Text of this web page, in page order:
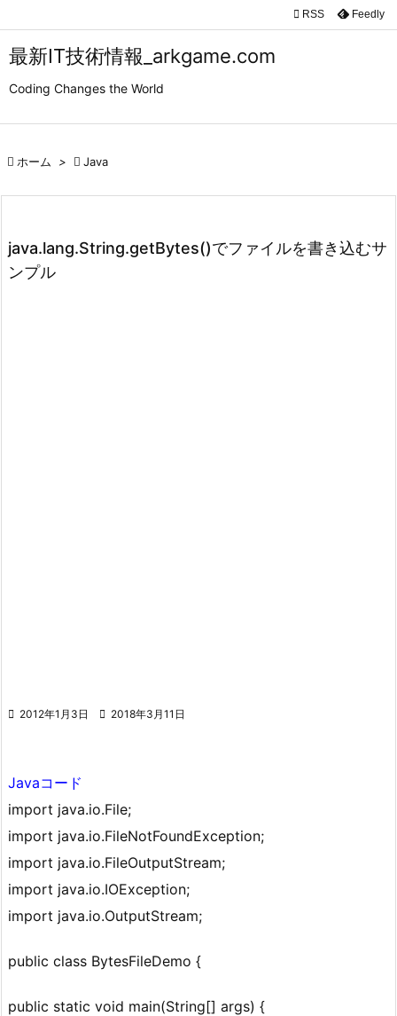
最新IT技術情報_arkgame.com
Coding Changes the World


検索
 RSS Feedly
 ホーム >  Java
java.lang.String.getBytes()でファイルを書き込むサ
ンプル
 2012年1月3日  2018年3月11日
Javaコード
import java.io.File;
import java.io.FileNotFoundException;
import java.io.FileOutputStream;
import java.io.IOException;
import java.io.OutputStream;
public class BytesFileDemo {
public static void main(String[] args) {